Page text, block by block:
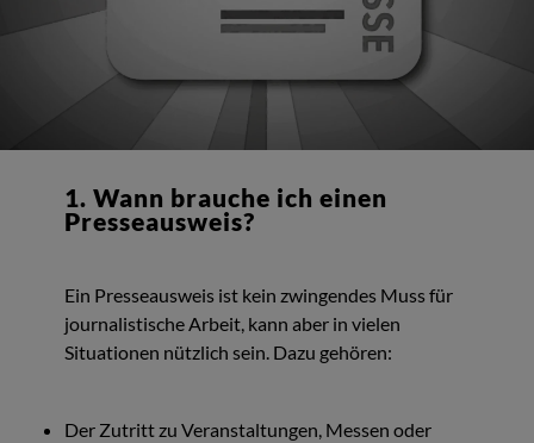
1. Wann brauche ich einen
Presseausweis?
Ein Presseausweis ist kein zwingendes Muss für
journalistische Arbeit, kann aber in vielen
Situationen nützlich sein. Dazu gehören:
Der Zutritt zu Veranstaltungen, Messen oder